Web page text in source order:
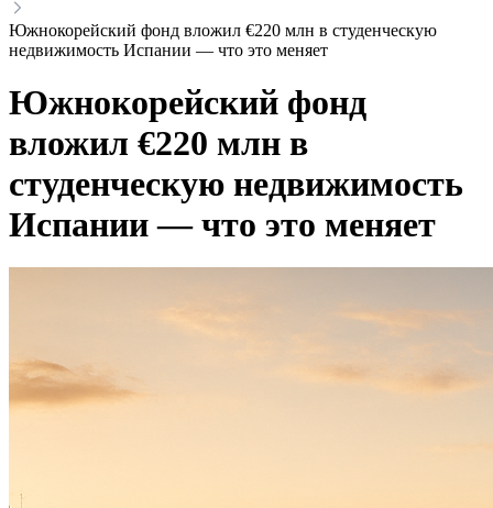
Южнокорейский фонд вложил €220 млн в студенческую
недвижимость Испании — что это меняет
Южнокорейский фонд
вложил €220 млн в
студенческую недвижимость
Испании — что это меняет